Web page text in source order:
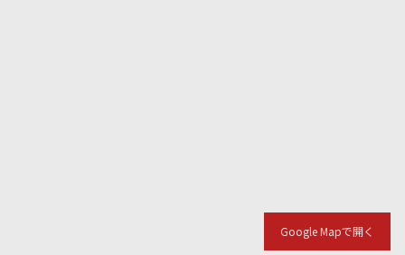
Google Mapで開く